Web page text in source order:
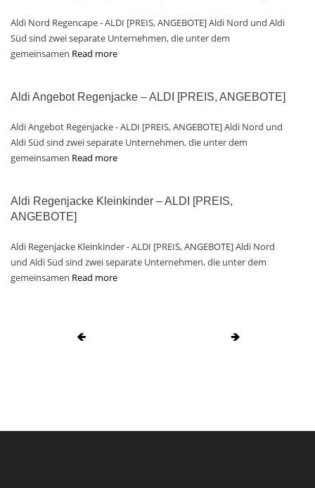
Aldi Nord Regencape - ALDI [PREIS, ANGEBOTE] Aldi Nord und Aldi
Süd sind zwei separate Unternehmen, die unter dem
gemeinsamen Read more
Aldi Angebot Regenjacke – ALDI [PREIS, ANGEBOTE]
Aldi Angebot Regenjacke - ALDI [PREIS, ANGEBOTE] Aldi Nord und
Aldi Süd sind zwei separate Unternehmen, die unter dem
gemeinsamen Read more
Aldi Regenjacke Kleinkinder – ALDI [PREIS,
ANGEBOTE]
Aldi Regenjacke Kleinkinder - ALDI [PREIS, ANGEBOTE] Aldi Nord
und Aldi Süd sind zwei separate Unternehmen, die unter dem
gemeinsamen Read more
🡸 🡺